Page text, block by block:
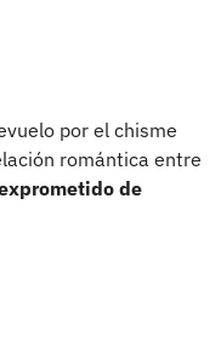
por el chisme
romántica entre
de